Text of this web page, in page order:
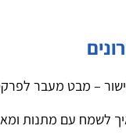
– מבט מעבר
לשמח עם מתנות